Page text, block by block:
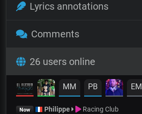
Lyrics annotations
Comments
26 users online
MM PB EM
Now Philippe Racing Club